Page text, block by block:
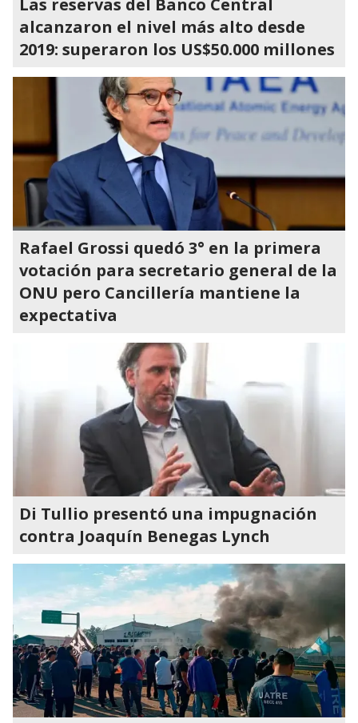
Las reservas del Banco Central
alcanzaron el nivel más alto desde
2019: superaron los US$50.000 millones
Rafael Grossi quedó 3° en la primera
votación para secretario general de la
ONU pero Cancillería mantiene la
expectativa
Di Tullio presentó una impugnación
contra Joaquín Benegas Lynch